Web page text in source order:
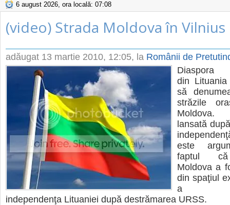
6 august 2026, ora locală: 07:08
(video) Strada Moldova în Vilnius
adăugat 13 martie 2010, 12:05, la Românii de
Diaspora
din Lituania
să
străzile
Moldova.
lansată
este
faptul că
Moldova a
din spaţiul
a
independenţa Lituaniei după destrămarea URSS.